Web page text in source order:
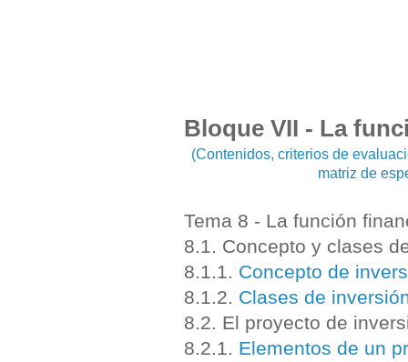
Bloque VII - La
(Contenidos, criterios de
matriz de
Tema 8 - La función
8.1. Concepto y clases
8.1.1. Concepto de
8.1.2. Clases de
8.2. El proyecto de
8.2.1. Elementos de un